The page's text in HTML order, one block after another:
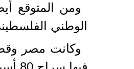
ومن المتوقع
الوطني
وكانت مصر